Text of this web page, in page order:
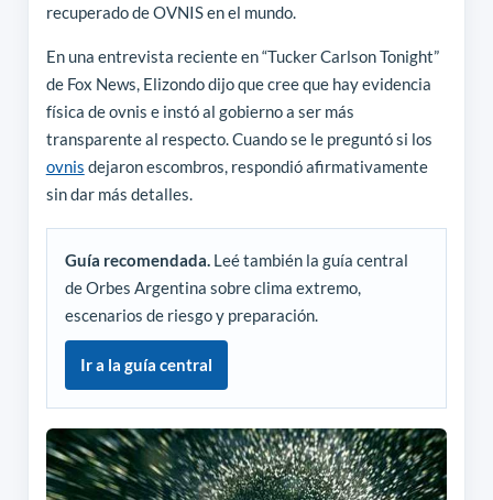
recuperado de OVNIS en el mundo.
En una entrevista reciente en “Tucker Carlson Tonight”
de Fox News, Elizondo dijo que cree que hay evidencia
física de ovnis e instó al gobierno a ser más
transparente al respecto. Cuando se le preguntó si los
ovnis dejaron escombros, respondió afirmativamente
sin dar más detalles.
Guía recomendada. Leé también la guía central
de Orbes Argentina sobre clima extremo,
escenarios de riesgo y preparación.
Ir a la guía central